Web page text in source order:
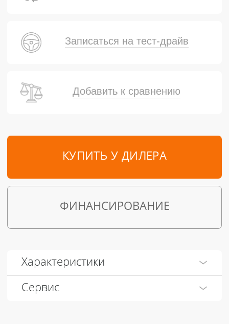
КУПИТЬ У ДИЛЕРА
Добавить к сравнению
ФИНАНСИРОВАНИЕ
Записаться на тест-драйв
Характеристики
Сервис